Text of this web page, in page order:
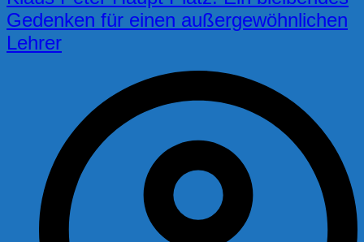
Gedenken für einen außergewöhnlichen
Lehrer